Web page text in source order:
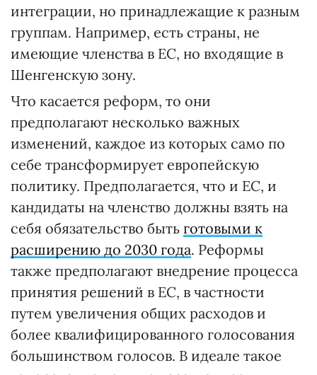
интеграции, но принадлежащие к разным
группам. Например, есть страны, не
имеющие членства в ЕС, но входящие в
Шенгенскую зону.
Что касается реформ, то они
предполагают несколько важных
изменений, каждое из которых само по
себе трансформирует европейскую
политику. Предполагается, что и ЕС, и
кандидаты на членство должны взять на
себя обязательство быть готовыми к
расширению до 2030 года. Реформы
также предполагают внедрение процесса
принятия решений в ЕС, в частности
путем увеличения общих расходов и
более квалифицированного голосования
большинством голосов. В идеале такое